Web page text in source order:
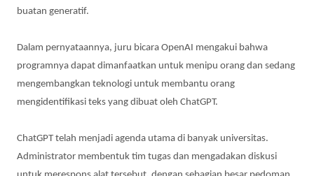
buatan generatif.
Dalam pernyataannya, juru bicara OpenAI mengakui bahwa
programnya dapat dimanfaatkan untuk menipu orang dan sedang
mengembangkan teknologi untuk membantu orang
mengidentifikasi teks yang dibuat oleh ChatGPT.
ChatGPT telah menjadi agenda utama di banyak universitas.
Administrator membentuk tim tugas dan mengadakan diskusi